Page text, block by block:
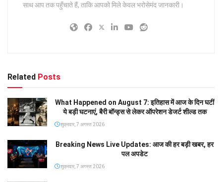
साथ आप तक पहुँचाते हैं, ताकि आपको मिले केवल भरोसेमंद जानकारी।
Related Posts
What Happened on August 7: इतिहास में आज के दिन घटीं
ये बड़ी घटनाएं, बैरी बॉन्ड्स से लेकर ऑपरेशन डेजर्ट शील्ड तक
शुक्रवार, 7 अगस्त 2026
Breaking News Live Updates: आज की हर बड़ी खबर, हर
पल अपडेट
शुक्रवार, 7 अगस्त 2026